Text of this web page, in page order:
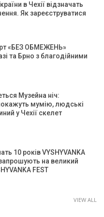
в Чехії відзначать
Як зареєструватися
«БЕЗ ОБМЕЖЕНЬ»
та Брно з благодійними
Музейна ніч:
мумію, людські
у Чехії скелет
10 років VYSHYVANKA
запрошують на великий
FEST
VIEW ALL